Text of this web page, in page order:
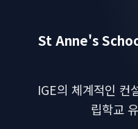
St Anne's
IGE의 체계적인 컨
립학교